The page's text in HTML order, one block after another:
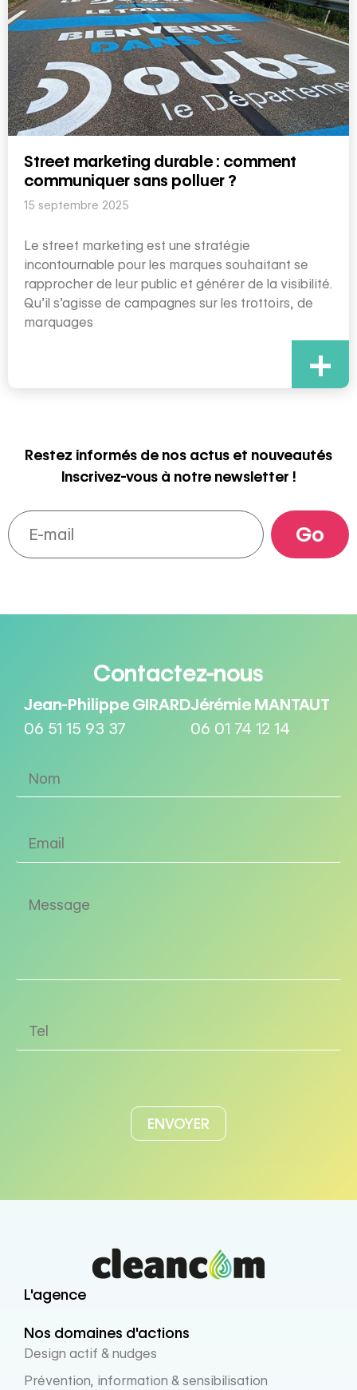
Street marketing durable : comment
communiquer sans polluer ?
15 septembre 2025
Le street marketing est une stratégie
incontournable pour les marques souhaitant se
rapprocher de leur public et générer de la visibilité.
Qu’il s’agisse de campagnes sur les trottoirs, de
marquages
+
Restez informés de nos actus et nouveautés
Inscrivez-vous à notre newsletter !
Contactez-nous
Jean-Philippe GIRARD
06 51 15 93 37
Jérémie MANTAUT
06 01 74 12 14
L'agence
Nos domaines d'actions
Design actif & nudges
Prévention, information & sensibilisation